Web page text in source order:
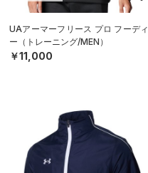
UAアーマーフリース プロ フーディ
ー（トレーニング/MEN）
￥11,000